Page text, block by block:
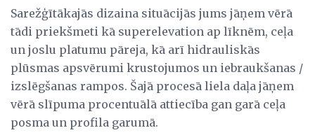
Sarežģītākajās dizaina situācijās jums jāņem vērā
tādi priekšmeti kā superelevation ap līknēm, ceļa
un joslu platumu pāreja, kā arī hidrauliskās
plūsmas apsvērumi krustojumos un iebraukšanas /
izslēgšanas rampos. Šajā procesā liela daļa jāņem
vērā slīpuma procentuālā attiecība gan garā ceļa
posma un profila garumā.